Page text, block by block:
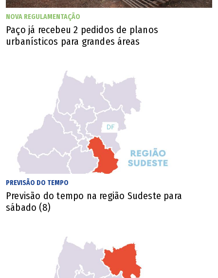
NOVA REGULAMENTAÇÃO
Paço já recebeu 2 pedidos de planos
urbanísticos para grandes áreas
PREVISÃO DO TEMPO
Previsão do tempo na região Sudeste para
sábado (8)